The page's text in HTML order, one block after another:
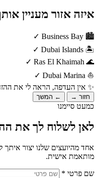
איזה אזור מעניין
🏙️
Business Bay
✓
🏝️
Dubai Islands
✓
🌊
Ras El Khaimah
✓
⛵
Dubai Marina
✓
✨ אין העדפה, הראה לי את
חזור → ← המשך
כמעט סיימנו
לאן לשלוח לך את
מותאמת אישית.
שם פרטי *